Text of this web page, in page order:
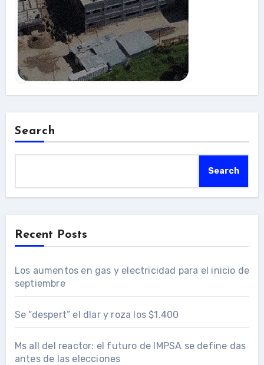
Search
Search
Recent Posts
Los aumentos en gas y electricidad para el inicio de
septiembre
Se “despert” el dlar y roza los $1.400
Ms all del reactor: el futuro de IMPSA se define das
antes de las elecciones